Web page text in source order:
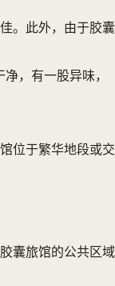
。此外，由于胶囊
，有一股异味，
位于繁华地段或交
囊旅馆的公共区域